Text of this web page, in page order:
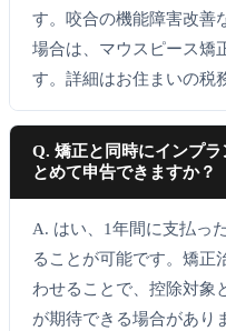
す。咬合の機能障害改善
場合は、マウスピース矯
す。詳細はお住まいの税
Q. 矯正と同時にインプ
とめて申告できますか？
A. はい、1年間に支払っ
ることが可能です。矯正
わせることで、控除対象
が期待できる場合があり